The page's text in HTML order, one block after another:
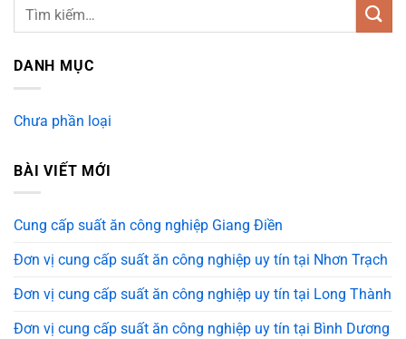
DANH MỤC
Chưa phần loại
BÀI VIẾT MỚI
Cung cấp suất ăn công nghiệp Giang Điền
Đơn vị cung cấp suất ăn công nghiệp uy tín tại Nhơn Trạch
Đơn vị cung cấp suất ăn công nghiệp uy tín tại Long Thành
Đơn vị cung cấp suất ăn công nghiệp uy tín tại Bình Dương